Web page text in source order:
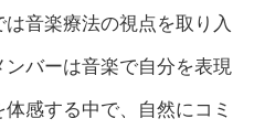
は音楽療法の視点を取り入
バーは音楽で自分を表現
感する中で、自然にコミ